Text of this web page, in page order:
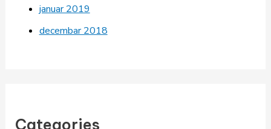
januar 2019
decembar 2018
Categories